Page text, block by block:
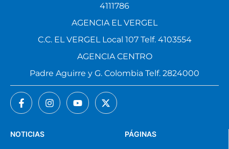
PÁGINAS
NOTICIAS
4111786
AGENCIA EL VERGEL
C.C. EL VERGEL Local 107 Telf. 4103554
AGENCIA CENTRO
Padre Aguirre y G. Colombia Telf. 2824000